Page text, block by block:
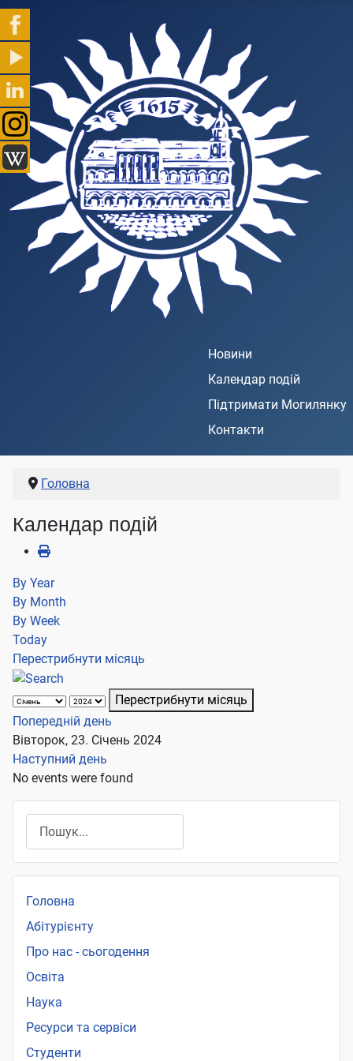
Новини
Календар подій
Підтримати Могилянку
Контакти
Головна
Календар подій
By Year
By Month
By Week
Today
Перестрибнути місяць
Перестрибнути місяць
Попередній день
Вівторок, 23. Січень 2024
Наступний день
No events were found
Головна
Абітурієнту
Про нас - сьогодення
Освіта
Наука
Ресурси та сервіси
Студенти